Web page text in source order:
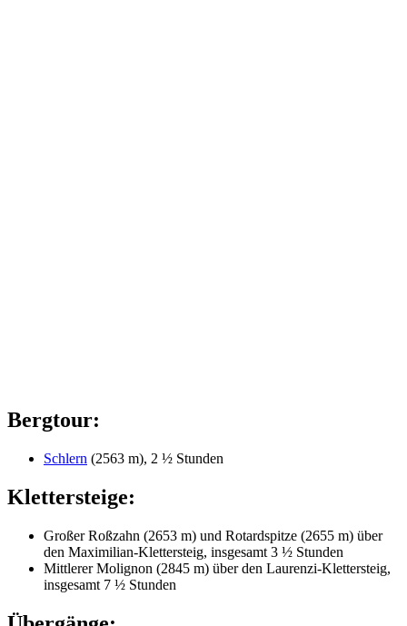
Bergtour:
Schlern (2563 m), 2 ½ Stunden
Klettersteige:
Großer Roßzahn (2653 m) und Rotardspitze (2655 m) über
den Maximilian-Klettersteig, insgesamt 3 ½ Stunden
Mittlerer Molignon (2845 m) über den Laurenzi-Klettersteig,
insgesamt 7 ½ Stunden